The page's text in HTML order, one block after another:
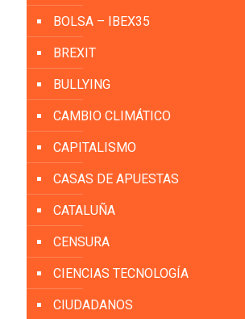
BOLSA – IBEX35
BREXIT
BULLYING
CAMBIO CLIMÁTICO
CAPITALISMO
CASAS DE APUESTAS
CATALUÑA
CENSURA
CIENCIAS TECNOLOGÍA
CIUDADANOS